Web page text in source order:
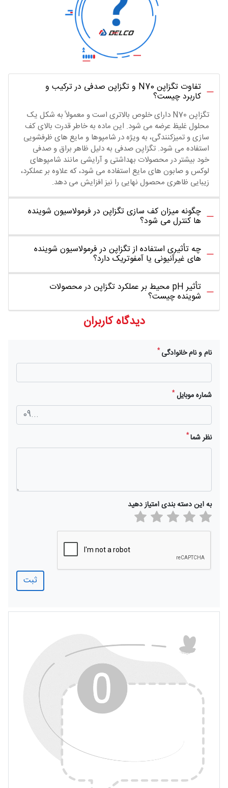
تفاوت تگزاپن N70 و تگزاپن صدفی در ترکیب و
کاربرد چیست؟
تگزاپن N70 دارای خلوص بالاتری است و معمولاً به شکل یک
محلول غلیظ عرضه می شود. این ماده به خاطر قدرت بالای کف
سازی و تمیزکنندگی، به ویژه در شامپوها و مایع های ظرفشویی
استفاده می شود. تگزاپن صدفی به دلیل ظاهر براق و صدفی
خود بیشتر در محصولات بهداشتی و آرایشی مانند شامپوهای
لوکس و صابون های مایع استفاده می شود، که علاوه بر عملکرد،
زیبایی ظاهری محصول نهایی را نیز افزایش می دهد.
چگونه میزان کف سازی تگزاپن در فرمولاسیون شوینده
ها کنترل می شود؟
چه تأثیری استفاده از تگزاپن در فرمولاسیون شوینده
های غیرآنیونی یا آمفوتریک دارد؟
تأثیر pH محیط بر عملکرد تگزاپن در محصولات
شوینده چیست؟
دیدگاه کاربران
نام و نام خانوادگی*
شماره موبایل *
نظر شما*
به این دسته بندی امتیاز دهید
ثبت